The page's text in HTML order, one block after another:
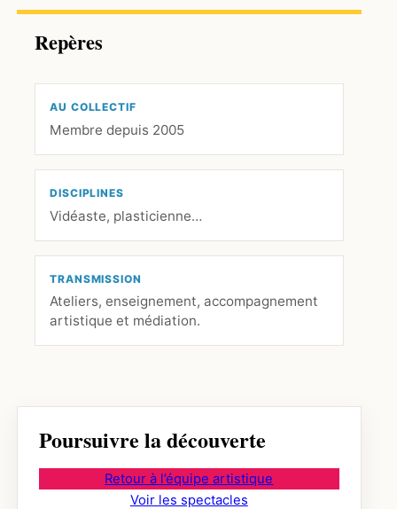
Repères
AU COLLECTIF
Membre depuis 2005
DISCIPLINES
Vidéaste, plasticienne…
TRANSMISSION
Ateliers, enseignement, accompagnement
artistique et médiation.
Poursuivre la découverte
Retour à l’équipe artistique
Voir les spectacles